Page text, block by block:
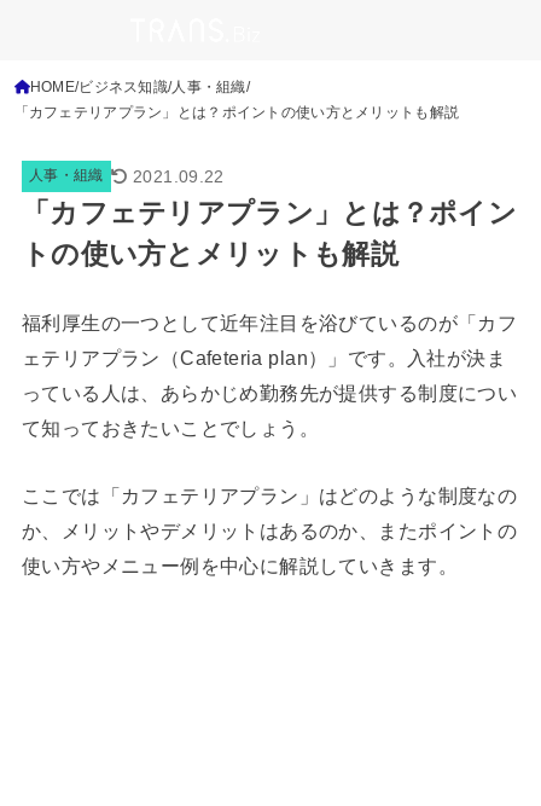
HOME ビジネス知識 人事・組織
「カフェテリアプラン」とは？ポイントの使い方とメリットも解説
人事・組織 2021.09.22
「カフェテリアプラン」とは？ポイン
トの使い方とメリットも解説
福利厚生の一つとして近年注目を浴びているのが「カフ
ェテリアプラン（Cafeteria plan）」です。入社が決ま
っている人は、あらかじめ勤務先が提供する制度につい
て知っておきたいことでしょう。
ここでは「カフェテリアプラン」はどのような制度なの
か、メリットやデメリットはあるのか、またポイントの
使い方やメニュー例を中心に解説していきます。